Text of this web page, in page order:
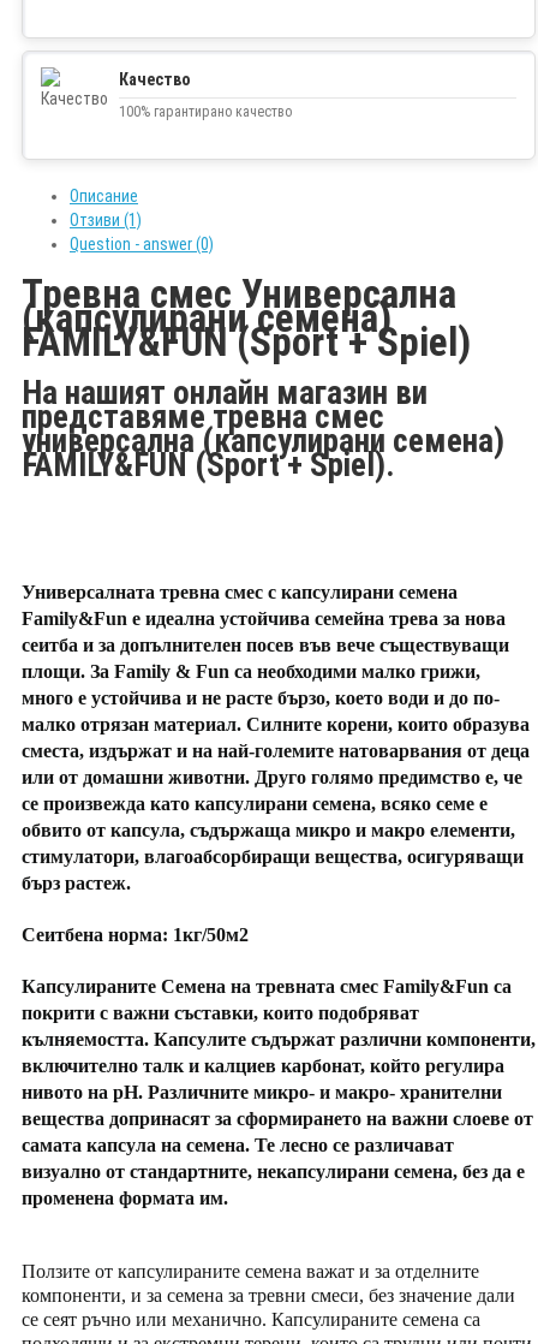
Качество
100% гарантирано качество
Описание
Отзиви (1)
Question - answer (0)
Тревна смес Универсална
(капсулирани семена)
FAMILY&FUN (Sport + Spiel)
На нашият онлайн магазин ви
представяме тревна смес
универсална (капсулирани семена)
FAMILY&FUN (Sport + Spiel).
Универсалната тревна смес с капсулирани семена
Family&Fun е идеална устойчива семейна трева за нова
сеитба и за допълнителен посев във вече съществуващи
площи. За Family & Fun са необходими малко грижи,
много е устойчива и не расте бързо, което води и до по-
малко отрязан материал. Силните корени, които образува
сместа, издържат и на най-големите натоварвания от деца
или от домашни животни. Друго голямо предимство е, че
се произвежда като капсулирани семена, всяко семе е
обвито от капсула, съдържаща микро и макро елементи,
стимулатори, влагоабсорбиращи вещества, осигуряващи
бърз растеж.
Сеитбена норма: 1кг/50м2
Капсулираните Семена на тревната смес Family&Fun са
покрити с важни съставки, които подобряват
кълняемостта. Капсулите съдържат различни компоненти,
включително талк и калциев карбонат, който регулира
нивото на pH. Различните микро- и макро- хранителни
вещества допринасят за сформирането на важни слоеве от
самата капсула на семена. Те лесно се различават
визуално от стандартните, некапсулирани семена, без да е
променена формата им.
Ползите от капсулираните семена важат и за отделните
компоненти, и за семена за тревни смеси, без значение дали
се сеят ръчно или механично. Капсулираните семена са